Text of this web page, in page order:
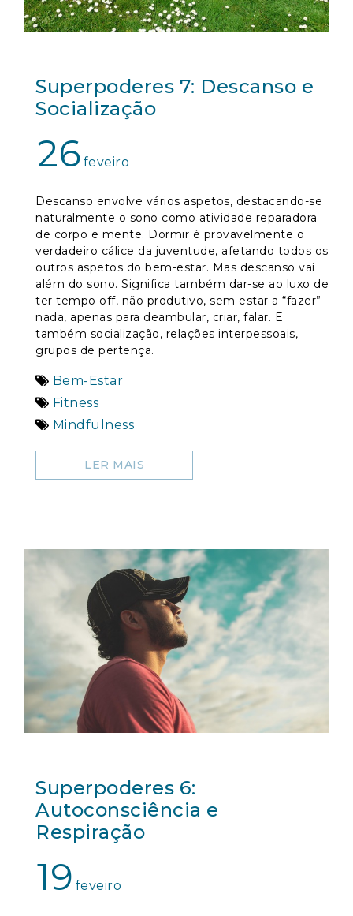
Superpoderes 7: Descanso e
Socialização
26feveiro
Descanso envolve vários aspetos, destacando-se
naturalmente o sono como atividade reparadora
de corpo e mente. Dormir é provavelmente o
verdadeiro cálice da juventude, afetando todos os
outros aspetos do bem-estar. Mas descanso vai
além do sono. Significa também dar-se ao luxo de
ter tempo off, não produtivo, sem estar a “fazer”
nada, apenas para deambular, criar, falar. E
também socialização, relações interpessoais,
grupos de pertença.
Bem-Estar
Fitness
Mindfulness
LER MAIS
Superpoderes 6:
Autoconsciência e
Respiração
19feveiro